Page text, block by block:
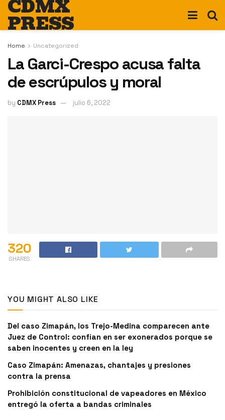
CDMX
PRESS
Home Uncategorized
La Garci-Crespo acusa falta
de escrúpulos y moral
by CDMX Press julio 6, 2022
320
SHARES
YOU MIGHT ALSO LIKE
Del caso Zimapán, los Trejo-Medina comparecen ante
Juez de Control: confían en ser exonerados porque se
saben inocentes y creen en la ley
Caso Zimapán: Amenazas, chantajes y presiones
contra la prensa
Prohibición constitucional de vapeadores en México
entregó la oferta a bandas criminales